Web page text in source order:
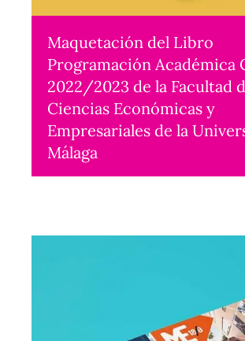
Maquetación del Libro
Programación Académica
2022/2023 de la Facultad
Ciencias Económicas y
Empresariales de la
Málaga